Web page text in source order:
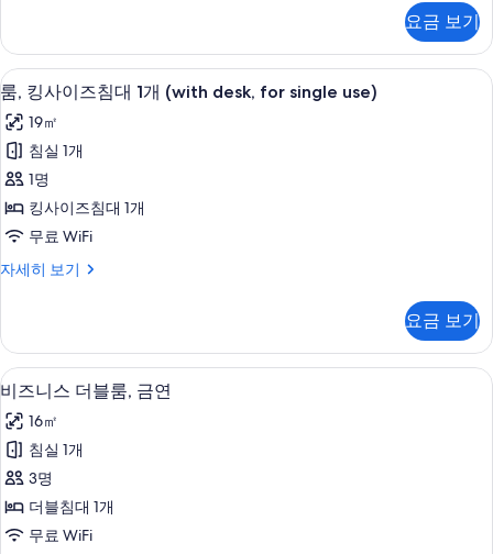
사
진
모
두
보
기
use)
자
세
히
보
기
사
진
모
두
보
기
연
(16
㎡,
for
single
use)
자
세
히
보
기
요금 보기
룸,
킹
사
이
즈
침
1
(with
desk,
for
single
use)
사
진
모
두
5
룸, 킹사이즈침대 1개 (with desk, for single use)
19㎡
침실 1개
1명
킹사이즈침대 1개
무료 WiFi
자세히 보기
룸,
즈
침
대
개
(with
desk,
for
single
use)
자
요금 보기
비
즈
니
스
더
블
4
비즈니스 더블룸, 금연
16㎡
침실 1개
3명
더블침대 1개
무료 WiFi